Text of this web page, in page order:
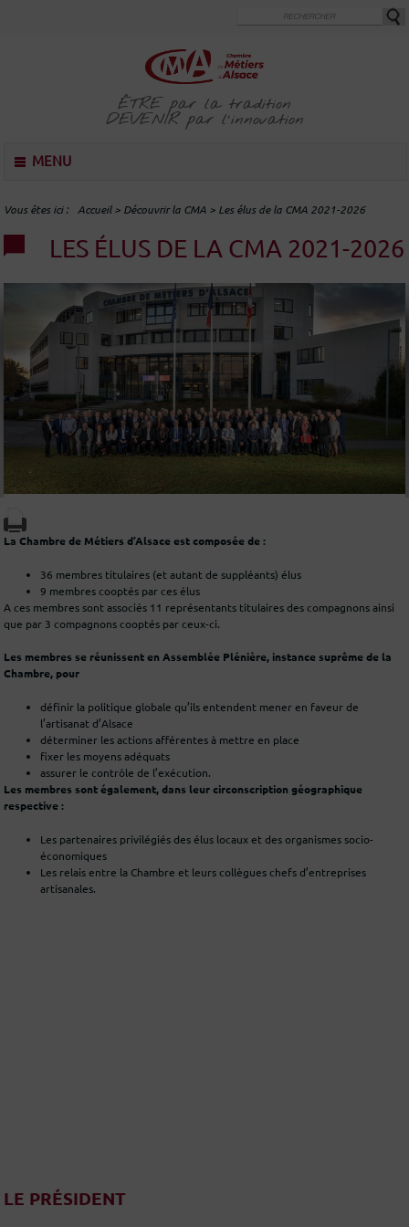
principal
ÊTREpar la tradition
DEVENIRpar l'innovation
u
MENU
Vous êtes ici Accueil> Découvrir la CMA > Les élus de la CMA 2021-2026
LES ÉLUS DE LA CMA 2021-2026
La Chambre de Métiers d’Alsace est composée de :
36 membres titulaires (et autant de suppléants) élus
9 membres cooptés par ces élus
A ces membres sont associés 11 représentants titulaires des compagnons ainsi
que par 3 compagnons cooptés par ceux-ci.
Les membres se réunissent en Assemblée Plénière, instance suprême de la
Chambre, pour
définir la politique globale qu’ils entendent mener en faveur de
l’artisanat d’Alsace
déterminer les actions afférentes à mettre en place
fixer les moyens adéquats
assurer le contrôle de l’exécution.
Les membres sont également, dans leur circonscription géographique
respective :
Les partenaires privilégiés des élus locaux et des organismes socio-
économiques
Les relais entre la Chambre et leurs collègues chefs d’entreprises
artisanales.
LE PRÉSIDENT